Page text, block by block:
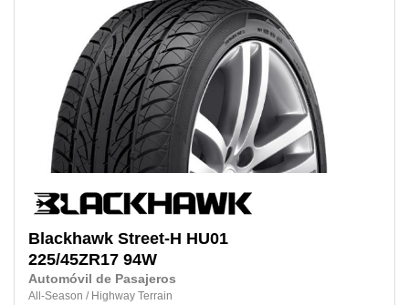
Blackhawk Street-H HU01
225/45ZR17 94W
Automóvil de Pasajeros
All-Season / Highway Terrain